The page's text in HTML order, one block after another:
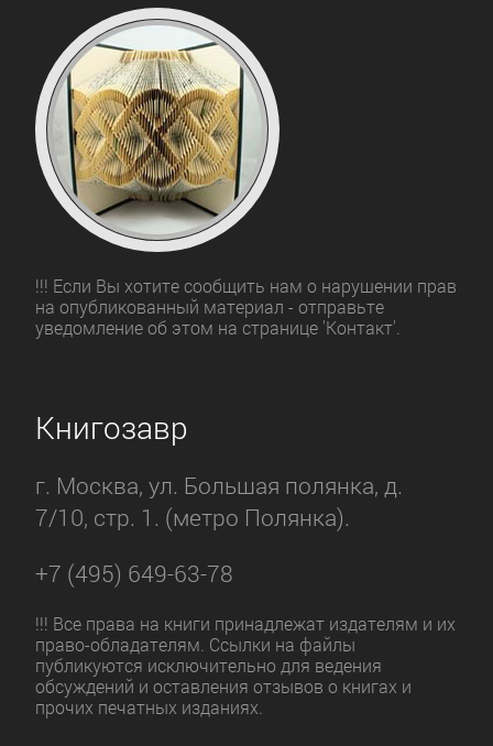
!!! Если Вы хотите сообщить нам о нарушении прав
на опубликованный материал - отправьте
уведомление об этом на странице 'Контакт'.
Книгозавр
г. Москва, ул. Большая полянка, д.
7/10, стр. 1. (метро Полянка).
+7 (495) 649-63-78
!!! Все права на книги принадлежат издателям и их
право-обладателям. Ссылки на файлы
публикуются исключительно для ведения
обсуждений и оставления отзывов о книгах и
прочих печатных изданиях.